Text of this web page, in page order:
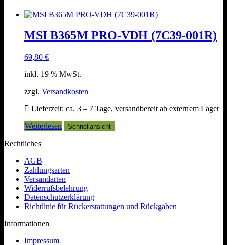
MSI B365M PRO-VDH (7C39-001R)
69,80 €
inkl. 19 % MwSt.
zzgl. Versandkosten
Lieferzeit: ca. 3 – 7 Tage, versandbereit ab externem Lager
Weiterlesen
Schnellansicht
Rechtliches
AGB
Zahlungsarten
Versandarten
Widerrufsbelehrung
Datenschutzerklärung
Richtlinie für Rückerstattungen und Rückgaben
Informationen
Impressum